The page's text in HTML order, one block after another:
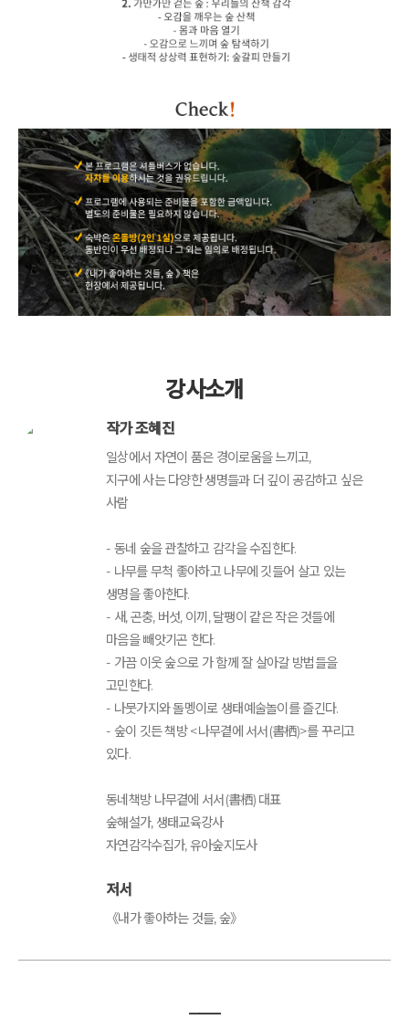
강사소개
작가 조혜진
일상에서 자연이 품은 경이로움을 느끼고,
지구에 사는 다양한 생명들과 더 깊이 공감하고 싶은
사람
- 동네 숲을 관찰하고 감각을 수집한다.
- 나무를 무척 좋아하고 나무에 깃들어 살고 있는
생명을 좋아한다.
- 새, 곤충, 버섯, 이끼, 달팽이 같은 작은 것들에
마음을 빼앗기곤 한다.
- 가끔 이웃 숲으로 가 함께 잘 살아갈 방법들을
고민한다.
- 나뭇가지와 돌멩이로 생태예술놀이를 즐긴다.
- 숲이 깃든 책방 <나무곁에 서서(書栖)>를 꾸리고
있다.
동네책방 나무곁에 서서(書栖) 대표
숲해설가, 생태교육강사
자연감각수집가, 유아숲지도사
저서
《내가 좋아하는 것들, 숲》